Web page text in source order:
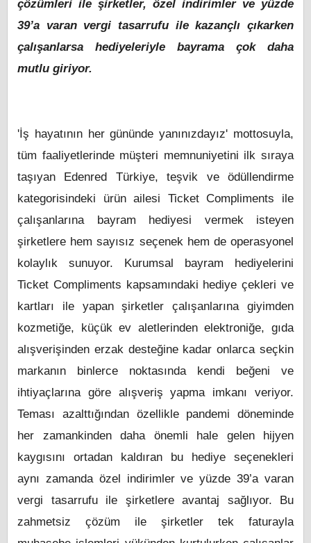
çözümleri ile şirketler, özel indirimler ve yüzde
39’a varan vergi tasarrufu ile kazançlı çıkarken
çalışanlarsa hediyeleriyle bayrama çok daha
mutlu giriyor.
'İş hayatının her gününde yanınızdayız' mottosuyla,
tüm faaliyetlerinde müşteri memnuniyetini ilk sıraya
taşıyan Edenred Türkiye, teşvik ve ödüllendirme
kategorisindeki ürün ailesi Ticket Compliments ile
çalışanlarına bayram hediyesi vermek isteyen
şirketlere hem sayısız seçenek hem de operasyonel
kolaylık sunuyor. Kurumsal bayram hediyelerini
Ticket Compliments kapsamındaki hediye çekleri ve
kartları ile yapan şirketler çalışanlarına giyimden
kozmetiğe, küçük ev aletlerinden elektroniğe, gıda
alışverişinden erzak desteğine kadar onlarca seçkin
markanın binlerce noktasında kendi beğeni ve
ihtiyaçlarına göre alışveriş yapma imkanı veriyor.
Teması azalttığından özellikle pandemi döneminde
her zamankinden daha önemli hale gelen hijyen
kaygısını ortadan kaldıran bu hediye seçenekleri
aynı zamanda özel indirimler ve yüzde 39’a varan
vergi tasarrufu ile şirketlere avantaj sağlıyor. Bu
zahmetsiz çözüm ile şirketler tek faturayla